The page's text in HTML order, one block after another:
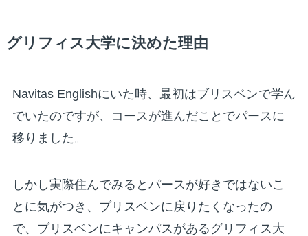
グリフィス大学に決めた理由
Navitas Englishにいた時、最初はブリスベンで学ん
でいたのですが、コースが進んだことでパースに
移りました。
しかし実際住んでみるとパースが好きではないこ
とに気がつき、ブリスベンに戻りたくなったの
で、ブリスベンにキャンパスがあるグリフィス大